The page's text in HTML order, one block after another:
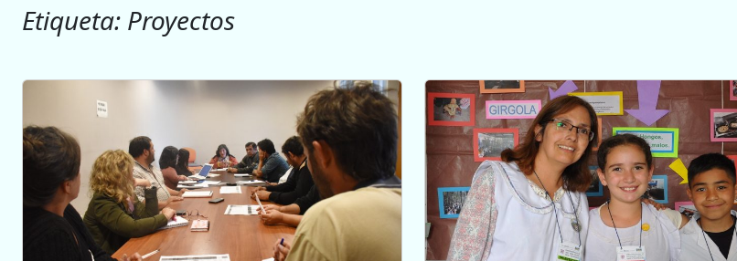
Etiqueta: Proyectos